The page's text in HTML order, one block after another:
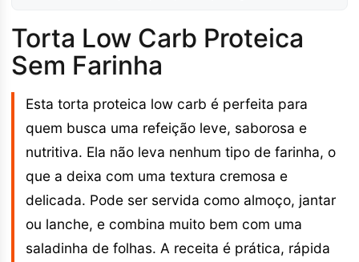
Torta Low Carb Proteica
Sem Farinha
Esta torta proteica low carb é perfeita para
quem busca uma refeição leve, saborosa e
nutritiva. Ela não leva nenhum tipo de farinha, o
que a deixa com uma textura cremosa e
delicada. Pode ser servida como almoço, jantar
ou lanche, e combina muito bem com uma
saladinha de folhas. A receita é prática, rápida